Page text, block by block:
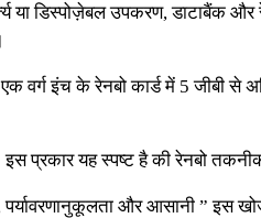
या डिस्पोज़ेबल उपकरण,
इंच के रेनबो कार्ड में 5 जीबी से
प्रकार यह स्पष्ट है की रेनबो
और आसानी ” इस